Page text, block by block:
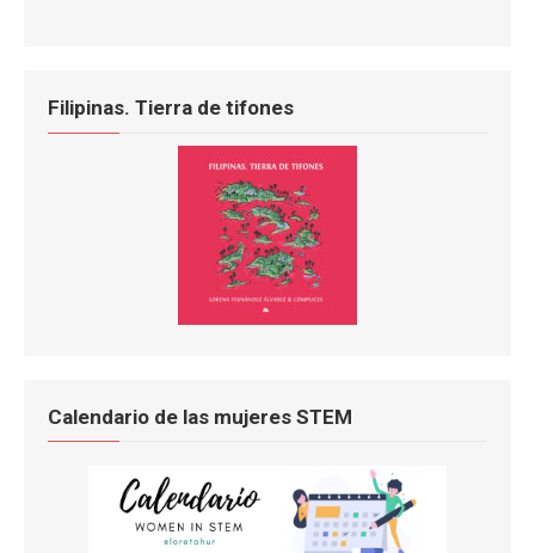
Filipinas. Tierra de tifones
Calendario de las mujeres STEM